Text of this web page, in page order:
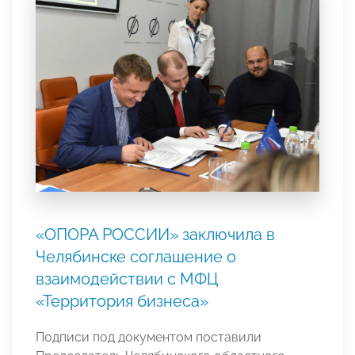
«ОПОРА РОССИИ» заключила в
Челябинске соглашение о
взаимодействии с МФЦ
«Территория бизнеса»
Подписи под документом поставили